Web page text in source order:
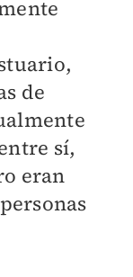
de
sí,
eran